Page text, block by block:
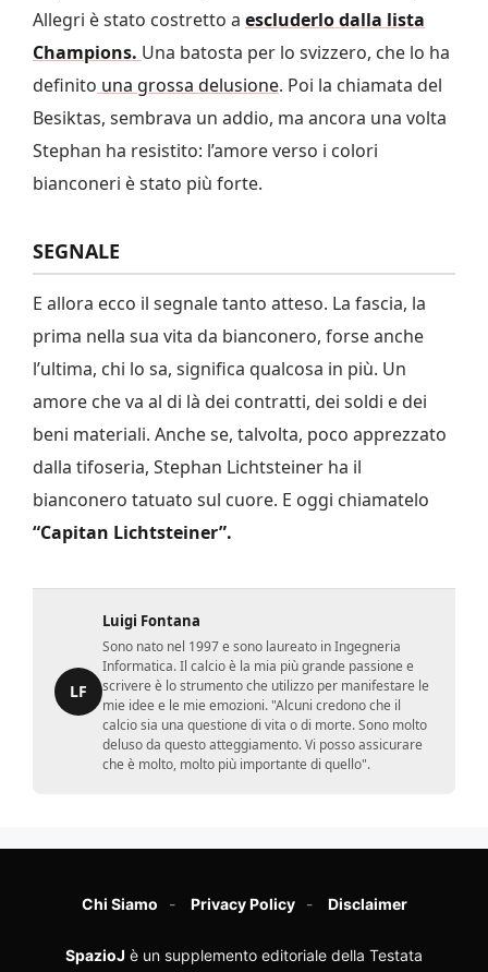
Allegri è stato costretto a escluderlo dalla lista
Champions. Una batosta per lo svizzero, che lo ha
definito una grossa delusione. Poi la chiamata del
Besiktas, sembrava un addio, ma ancora una volta
Stephan ha resistito: l’amore verso i colori
bianconeri è stato più forte.
SEGNALE
E allora ecco il segnale tanto atteso. La fascia, la
prima nella sua vita da bianconero, forse anche
l’ultima, chi lo sa, significa qualcosa in più. Un
amore che va al di là dei contratti, dei soldi e dei
beni materiali. Anche se, talvolta, poco apprezzato
dalla tifoseria, Stephan Lichtsteiner ha il
bianconero tatuato sul cuore. E oggi chiamatelo
“Capitan Lichtsteiner”.
LF
Luigi Fontana
Sono nato nel 1997 e sono laureato in Ingegneria
Informatica. Il calcio è la mia più grande passione e
scrivere è lo strumento che utilizzo per manifestare le
mie idee e le mie emozioni. "Alcuni credono che il
calcio sia una questione di vita o di morte. Sono molto
deluso da questo atteggiamento. Vi posso assicurare
che è molto, molto più importante di quello".
Chi Siamo Privacy Policy Disclaimer
SpazioJ è un supplemento editoriale della Testata